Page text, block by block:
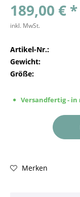
189,00 € *
inkl. MwSt.
Artikel-Nr.:
Gewicht:
Größe:
Versandfertig - in
Merken